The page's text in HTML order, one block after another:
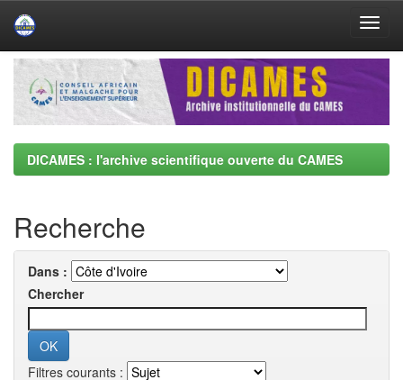
Skip
navigation
DICAMES : l'archive scientifique ouverte du CAMES
Recherche
Dans :
Chercher
Filtres courants :